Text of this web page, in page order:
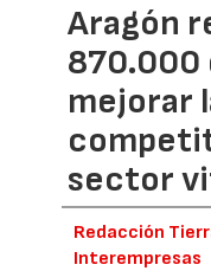
Aragón
870.000
mejorar
sector
Redacción
Interempresas